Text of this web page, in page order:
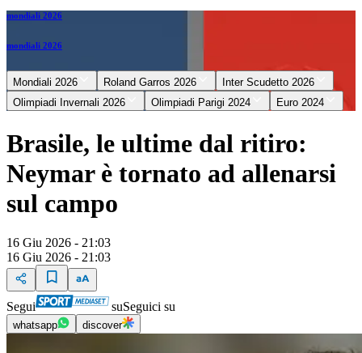
mondiali 2026
mondiali 2026
Mondiali 2026 Roland Garros 2026
Inter Scudetto 2026
Olimpiadi Invernali 2026
Olimpiadi Parigi 2024 Euro 2024
Brasile, le ultime dal ritiro:
Neymar è tornato ad allenarsi
sul campo
16 Giu 2026 - 21:03
16 Giu 2026 - 21:03
Segui suSeguici su
whatsapp discover